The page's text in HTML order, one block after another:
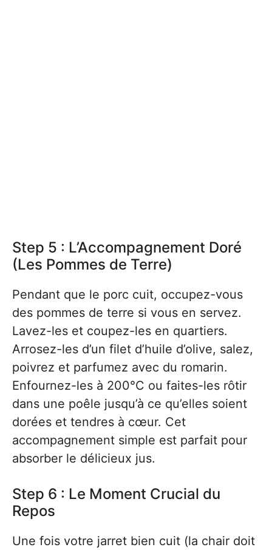
Step 5 : L’Accompagnement Doré
(Les Pommes de Terre)
Pendant que le porc cuit, occupez-vous
des pommes de terre si vous en servez.
Lavez-les et coupez-les en quartiers.
Arrosez-les d’un filet d’huile d’olive, salez,
poivrez et parfumez avec du romarin.
Enfournez-les à 200°C ou faites-les rôtir
dans une poêle jusqu’à ce qu’elles soient
dorées et tendres à cœur. Cet
accompagnement simple est parfait pour
absorber le délicieux jus.
Step 6 : Le Moment Crucial du
Repos
Une fois votre jarret bien cuit (la chair doit